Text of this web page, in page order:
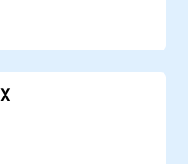
от SAP B1 и да ги
за ефективен
справки
B1.